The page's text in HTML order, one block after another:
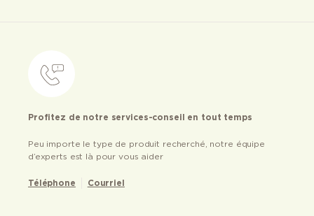
Profitez de notre services-conseil en tout temps
Peu importe le type de produit recherché, notre équipe
d’experts est là pour vous aider
Téléphone Courriel